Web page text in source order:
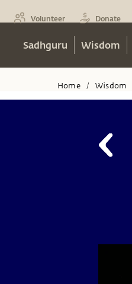
Volunteer Donate
Sadhguru Wisdom
Home / Wisdom